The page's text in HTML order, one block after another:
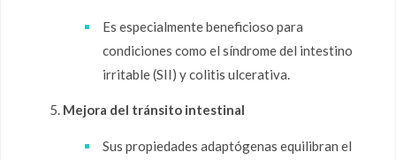
Es especialmente beneficioso para
condiciones como el síndrome del intestino
irritable (SII) y colitis ulcerativa.
Mejora del tránsito intestinal
Sus propiedades adaptógenas equilibran el